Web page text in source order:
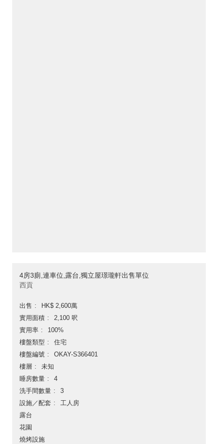
4房3廁,連車位,露台,獨立屋璟瓏軒出售單位
西貢
出售
HK$ 2,600萬
實用面積
2,100 呎
實用率
100%
樓盤類型
住宅
樓盤編號
OKAY-S366401
樓層
未知
睡房數量
4
洗手間數量
3
設施／配套
工人房
露台
花園
燒烤設施